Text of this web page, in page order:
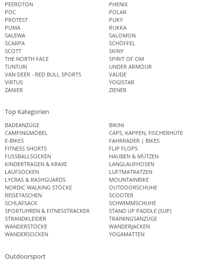
PEEROTON
PHENIX
POC
POLAR
PROTEST
PUKY
PUMA
RUKKA
SALEWA
SALOMON
SCARPA
SCHÖFFEL
SCOTT
SKINY
THE NORTH FACE
SPIRIT OF OM
TUNTURI
UNDER ARMOUR
VAN DEER - RED BULL SPORTS
VAUDE
VIRTUS
YOGISTAR
ZANIER
ZIENER
Top Kategorien
BADEANZÜGE
BIKINI
CAMPINGMÖBEL
CAPS, KAPPEN, FISCHERHÜTE
E-BIKES
FAHRRÄDER | BIKES
FITNESS SHORTS
FLIP FLOPS
FUSSBALLSOCKEN
HAUBEN & MÜTZEN
KINDERTRAGEN & KRAXE
LANGLAUFHOSEN
LAUFSOCKEN
LUFTMATRATZEN
LYCRAS & RASHGUARDS
MOUNTAINBIKE
NORDIC WALKING STÖCKE
OUTDOORSCHUHE
REISETASCHEN
SCOOTER
SCHLAFSACK
SCHWIMMSCHUHE
SPORTUHREN & FITNESSTRACKER
STAND UP PADDLE (SUP)
STRANDKLEIDER
TRAININGSANZÜGE
WANDERSTÖCKE
WANDERJACKEN
WANDERSOCKEN
YOGAMATTEN
Outdoorsport